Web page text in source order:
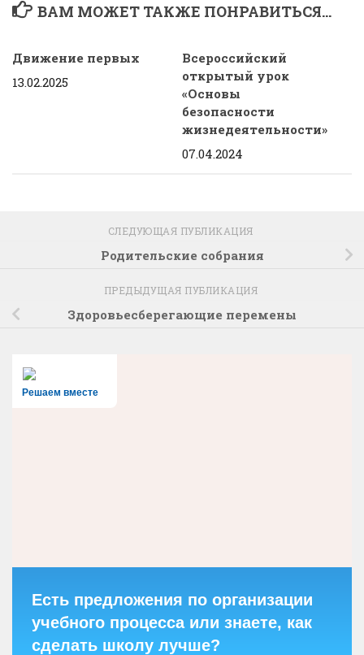
ВАМ МОЖЕТ ТАКЖЕ ПОНРАВИТЬСЯ...
Движение первых
13.02.2025
Всероссийский
открытый урок
«Основы
безопасности
жизнедеятельности»
07.04.2024
СЛЕДУЮЩАЯ ПУБЛИКАЦИЯ
Родительские собрания
ПРЕДЫДУЩАЯ ПУБЛИКАЦИЯ
Здоровьесберегающие перемены
Решаем вместе
Есть предложения по организации
учебного процесса или знаете, как
сделать школу лучше?